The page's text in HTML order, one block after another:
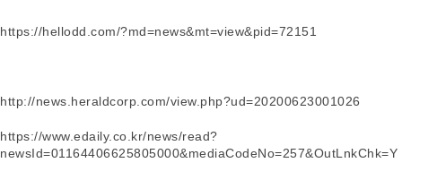
https://hellodd.com/?md=news&mt=view&pid=72151
http://news.heraldcorp.com/view.php?ud=20200623001026
https://www.edaily.co.kr/news/read?
newsId=01164406625805000&mediaCodeNo=257&OutLnkChk=Y